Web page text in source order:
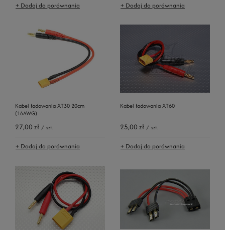
+ Dodaj do porównania + Dodaj do porównania
Kabel ładowania XT30 20cm
(16AWG)
27,00 zł / szt.
+ Dodaj do porównania
Kabel ładowania XT60
25,00 zł / szt.
+ Dodaj do porównania